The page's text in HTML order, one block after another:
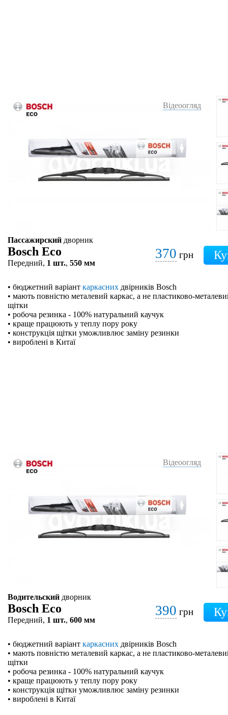
Відеоогляд
Пассажирский дворник
Bosch Eco
Передний, 1 шт., 550 мм
370 грн
• бюджетний варіант каркасних двірників Bosch
• мають повністю металевий каркас, а не пластиково-
щітки
• робоча резинка - 100% натуральний каучук
• краще працюють у теплу пору року
• конструкція щітки уможливлює заміну резинки
• вироблені в Китаї
Відеоогляд
Водительский дворник
Bosch Eco
Передний, 1 шт., 600 мм
390 грн
• бюджетний варіант каркасних двірників Bosch
• мають повністю металевий каркас, а не пластиково-
щітки
• робоча резинка - 100% натуральний каучук
• краще працюють у теплу пору року
• конструкція щітки уможливлює заміну резинки
• вироблені в Китаї